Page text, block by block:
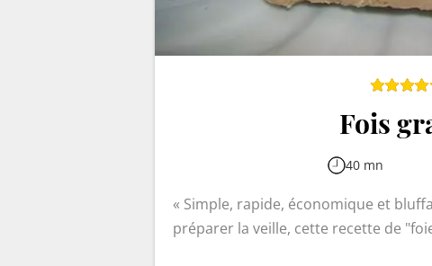
Fois
40 mn
Simple, rapide, économique et
préparer la veille, cette recette de